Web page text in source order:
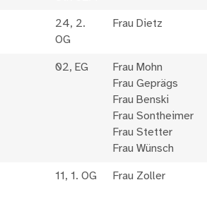
24, 2.
OG
Frau Dietz
02, EG
Frau Mohn
Frau Geprägs
Frau Benski
Frau Sontheimer
Frau Stetter
Frau Wünsch
11, 1. OG Frau Zoller